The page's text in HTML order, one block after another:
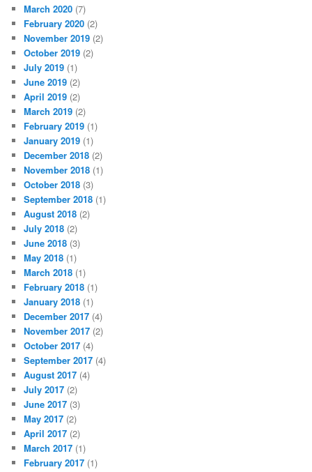
March 2020 (7)
February 2020 (2)
November 2019 (2)
October 2019 (2)
July 2019 (1)
June 2019 (2)
April 2019 (2)
March 2019 (2)
February 2019 (1)
January 2019 (1)
December 2018 (2)
November 2018 (1)
October 2018 (3)
September 2018 (1)
August 2018 (2)
July 2018 (2)
June 2018 (3)
May 2018 (1)
March 2018 (1)
February 2018 (1)
January 2018 (1)
December 2017 (4)
November 2017 (2)
October 2017 (4)
September 2017 (4)
August 2017 (4)
July 2017 (2)
June 2017 (3)
May 2017 (2)
April 2017 (2)
March 2017 (1)
February 2017 (1)